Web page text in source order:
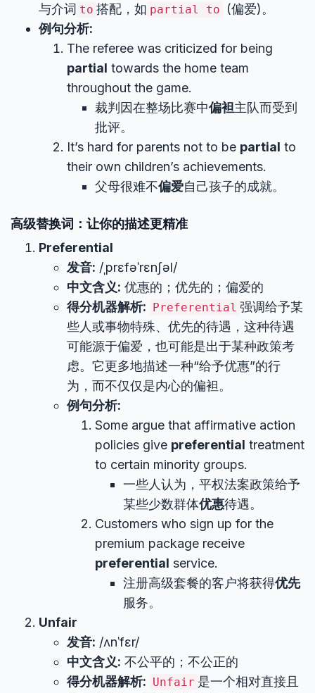
与介词 to 搭配，如 partial to
(偏爱)。
例句分析:
The referee was criticized for being
partial towards the home team
throughout the game.
裁判因在整场比赛中偏袒主队而受到
批评。
It’s hard for parents not to be partial to
their own children’s achievements.
父母很难不偏爱自己孩子的成就。
高级替换词：让你的描述更精准
Preferential
发音: /ˌprɛfəˈrɛnʃəl/
中文含义: 优惠的；优先的；偏爱的
得分机器解析: Preferential 强调给予某
些人或事物特殊、优先的待遇，这种待遇
可能源于偏爱，也可能是出于某种政策考
虑。它更多地描述一种“给予优惠”的行
为，而不仅仅是内心的偏袒。
例句分析:
Some argue that affirmative action
policies give preferential treatment
to certain minority groups.
一些人认为，平权法案政策给予
某些少数群体优惠待遇。
Customers who sign up for the
premium package receive
preferential service.
注册高级套餐的客户将获得优先
服务。
Unfair
发音: /ʌnˈfɛr/
中文含义: 不公平的；不公正的
得分机器解析: Unfair 是一个相对直接且